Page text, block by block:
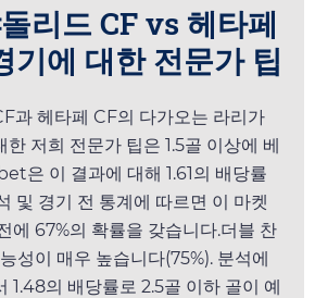
리드 CF vs 헤타페
기에 대한 전문가 팁
과 헤타페 CF의 다가오는 라리가
한 저희 전문가 팁은 1.5골 이상에 베
은 이 결과에 대해 1.61의 배당률
및 경기 전 통계에 따르면 이 마켓
에 67%의 확률을 갖습니다.더블 찬
성이 매우 높습니다(75%). 분석에
1.48의 배당률로 2.5골 이하 골이 예